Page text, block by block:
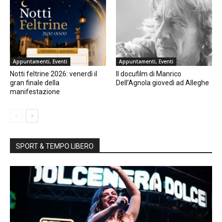
Appuntamenti, Eventi
Notti feltrine 2026: venerdì il
gran finale della
manifestazione
Appuntamenti, Eventi
Il docufilm di Manrico
Dell’Agnola giovedì ad Alleghe
SPORT & TEMPO LIBERO